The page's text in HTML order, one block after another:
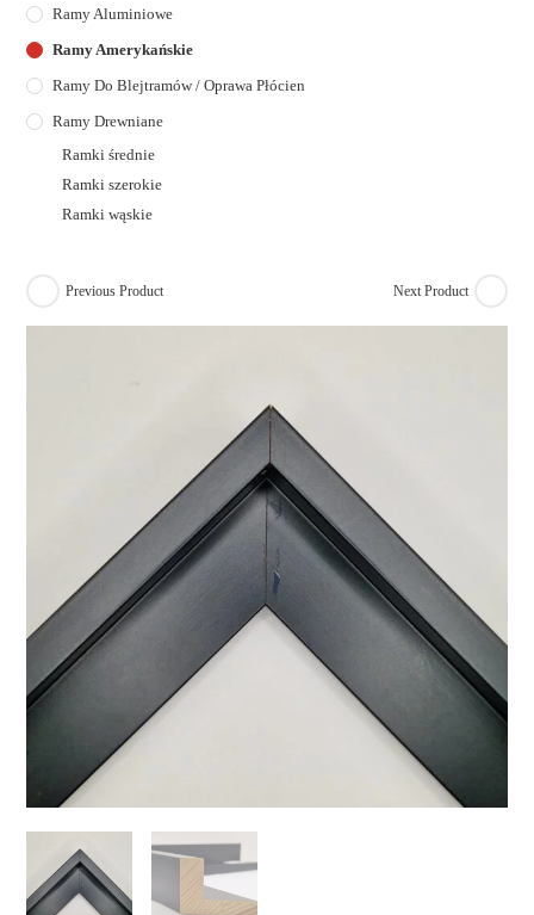
Previous Product Next Product
Ramy Aluminiowe
Ramy Amerykańskie
Ramy Do Blejtramów / Oprawa Płócien
Ramy Drewniane
Ramki średnie
Ramki szerokie
Ramki wąskie